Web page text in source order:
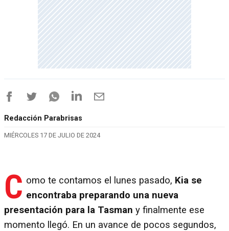
Redacción Parabrisas
MIÉRCOLES 17 DE JULIO DE 2024
C omo te contamos el lunes pasado, Kia se
encontraba preparando una nueva
presentación para la Tasman y finalmente ese
momento llegó. En un avance de pocos segundos,